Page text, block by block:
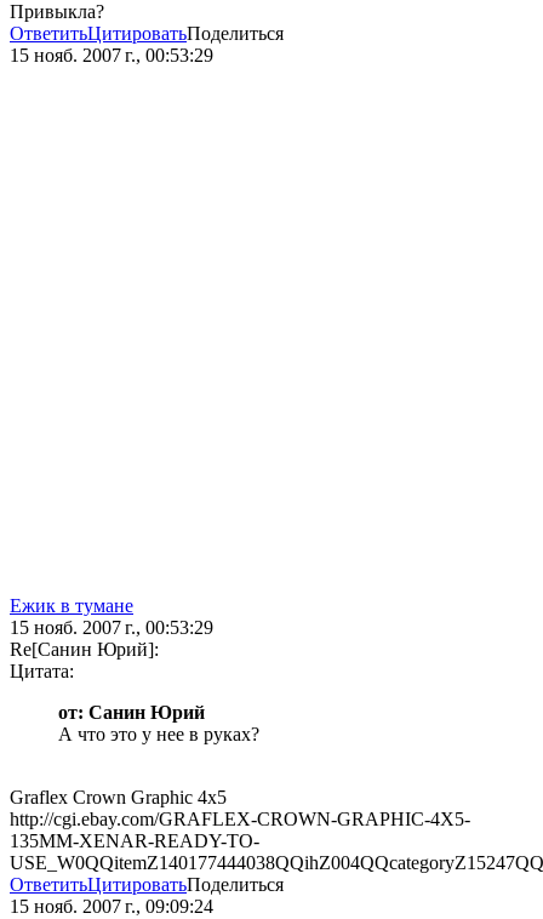
Привыкла?
ОтветитьЦитироватьПоделиться
15 нояб. 2007 г., 00:53:29
Ежик в тумане
15 нояб. 2007 г., 00:53:29
Re[Санин Юрий]:
Цитата:
от: Санин Юрий
А что это у нее в руках?
Graflex Crown Graphic 4x5
http://cgi.ebay.com/GRAFLEX-CROWN-GRAPHIC-4X5-
135MM-XENAR-READY-TO-
ОтветитьЦитироватьПоделиться
15 нояб. 2007 г., 09:09:24